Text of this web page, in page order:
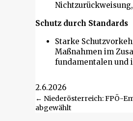
Schutz durch Standards
Starke
Maßnahmen im
fundamentalen und
2.6.2026
Beitragsnavigation
← Niederösterreich: FPÖ-
abgewählt